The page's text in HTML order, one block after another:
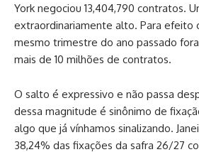
York negociou 13,404,790 contratos.
extraordinariamente alto. Para efeito
mesmo trimestre do ano passado
mais de 10 milhões de contratos.
O salto é expressivo e não passa
dessa magnitude é sinônimo de
algo que já vínhamos sinalizando.
38,24% das fixações da safra 26/27